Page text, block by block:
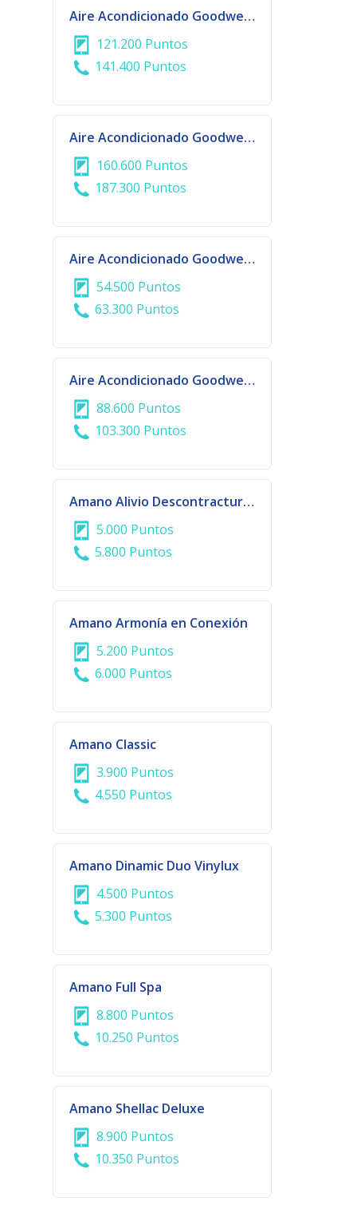
Aire Acondicionado Goodweather 24.000 BTU
121.200 Puntos
141.400 Puntos
Aire Acondicionado Goodweather 30.000 BTU
160.600 Puntos
187.300 Puntos
Aire Acondicionado Goodweather Split 12.000 BTU
54.500 Puntos
63.300 Puntos
Aire Acondicionado Goodweather Split 18.000 BTU
88.600 Puntos
103.300 Puntos
Amano Alivio Descontracturante
5.000 Puntos
5.800 Puntos
Amano Armonía en Conexión
5.200 Puntos
6.000 Puntos
Amano Classic
3.900 Puntos
4.550 Puntos
Amano Dinamic Duo Vinylux
4.500 Puntos
5.300 Puntos
Amano Full Spa
8.800 Puntos
10.250 Puntos
Amano Shellac Deluxe
8.900 Puntos
10.350 Puntos